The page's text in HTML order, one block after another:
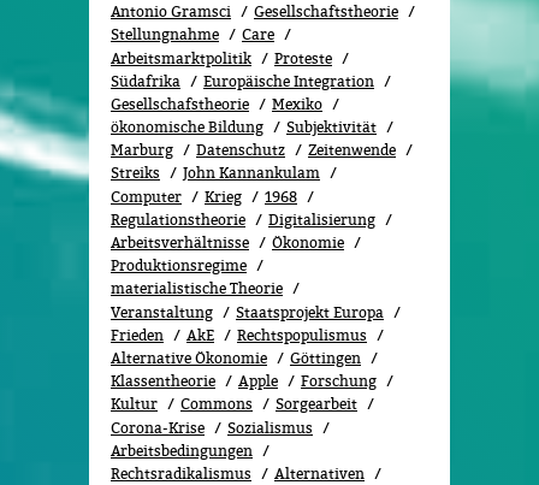
Antonio Gramsci
Gesellschaftstheorie
Stellungnahme
Care
Arbeitsmarktpolitik
Proteste
Südafrika
Europäische Integration
Gesellschafstheorie
Mexiko
ökonomische Bildung
Subjektivität
Marburg
Datenschutz
Zeitenwende
Streiks
John Kannankulam
Computer
Krieg
1968
Regulationstheorie
Digitalisierung
Arbeitsverhältnisse
Ökonomie
Produktionsregime
materialistische Theorie
Veranstaltung
Staatsprojekt Europa
Frieden
AkE
Rechtspopulismus
Alternative Ökonomie
Göttingen
Klassentheorie
Apple
Forschung
Kultur
Commons
Sorgearbeit
Corona-Krise
Sozialismus
Arbeitsbedingungen
Rechtsradikalismus
Alternativen